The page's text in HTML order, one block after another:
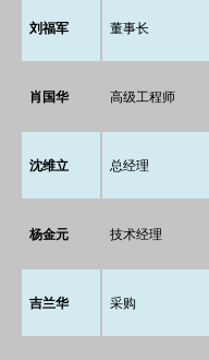
刘福军 董事长
肖国华 高级工程师
沈维立 总经理
杨金元 技术经理
吉兰华 采购